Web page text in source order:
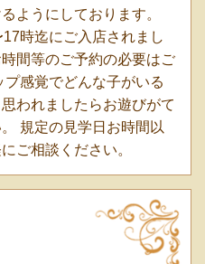
ようにしております。
時迄にご入店されまし
間等のご予約の必要はご
感覚でどんな子がいる
われましたらお遊びがて
規定の見学日お時間以
ご相談ください。